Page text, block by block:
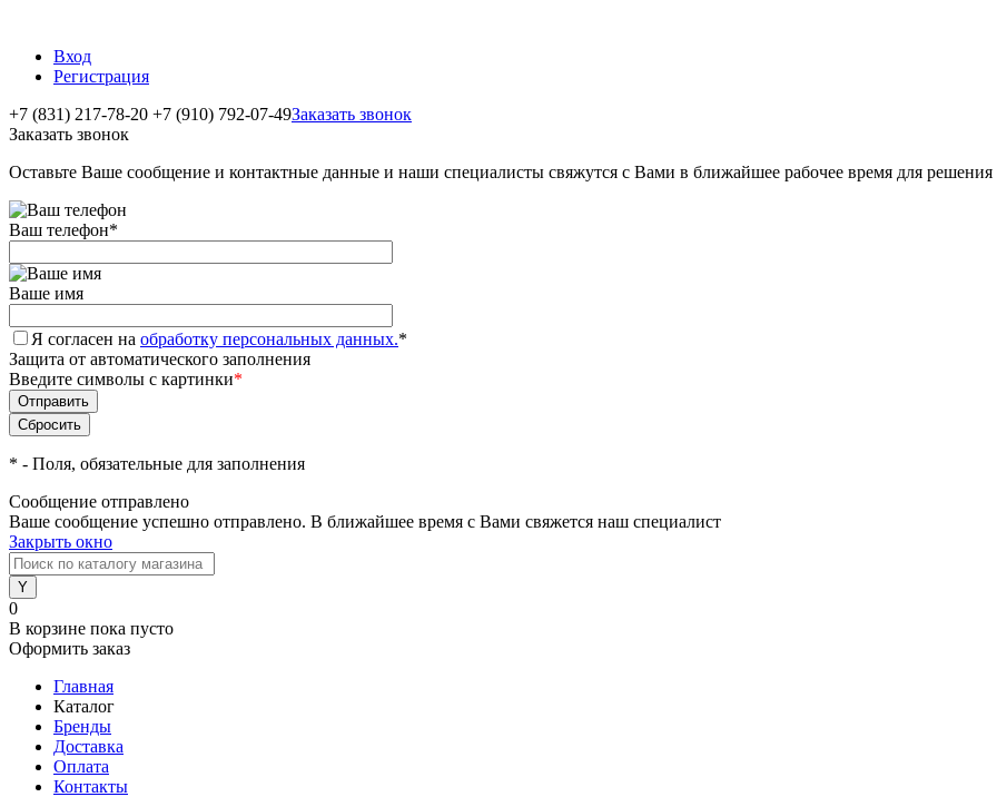
Вход
Регистрация
+7 (831) 217-78-20 +7 (910) 792-07-49Заказать звонок
Заказать звонок
Оставьте Ваше сообщение и контактные данные и наши специалисты свяжутся с Вами в ближайшее рабочее время для
Ваш телефон*
Ваше имя
Я согласен на обработку персональных данных.*
Защита от автоматического заполнения
Введите символы с картинки*
* - Поля, обязательные для заполнения
Сообщение отправлено
Ваше сообщение успешно отправлено. В ближайшее время с Вами свяжется наш специалист
Закрыть окно
0
В корзине пока пусто
Оформить заказ
Главная
Каталог
Бренды
Доставка
Оплата
Контакты